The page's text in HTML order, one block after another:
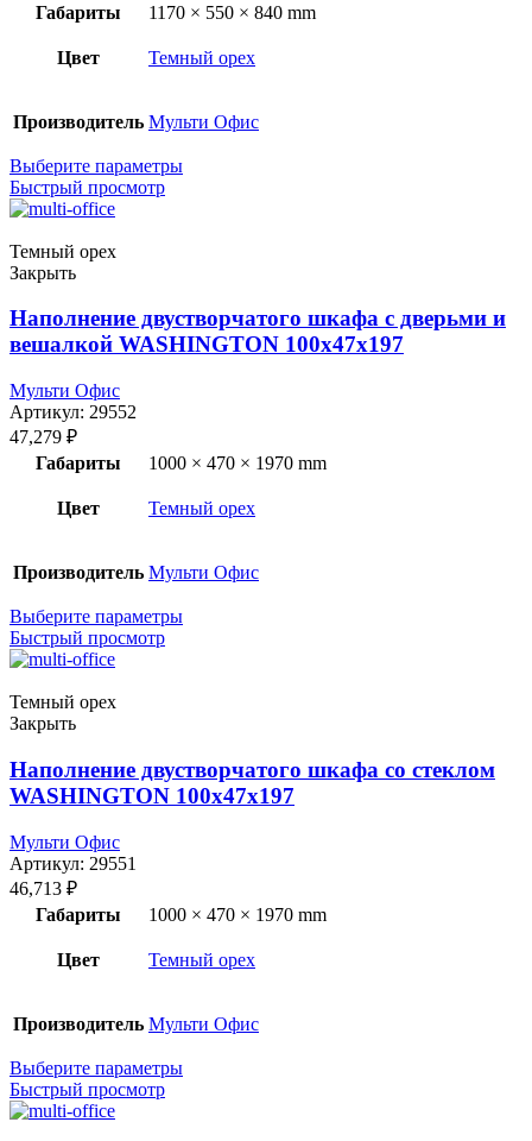
Габариты
1170 × 550 × 840 mm
Цвет Темный орех
Производитель Мульти Офис
Выберите параметры
Быстрый просмотр
Темный орех
Закрыть
Наполнение двустворчатого шкафа с дверьми и
вешалкой WASHINGTON 100x47x197
Мульти Офис
Артикул: 29552
47,279 ₽
Габариты
1000 × 470 × 1970 mm
Цвет Темный орех
Производитель Мульти Офис
Выберите параметры
Быстрый просмотр
Темный орех
Закрыть
Наполнение двустворчатого шкафа со стеклом
WASHINGTON 100x47x197
Мульти Офис
Артикул: 29551
46,713 ₽
Габариты
1000 × 470 × 1970 mm
Цвет Темный орех
Производитель Мульти Офис
Выберите параметры
Быстрый просмотр